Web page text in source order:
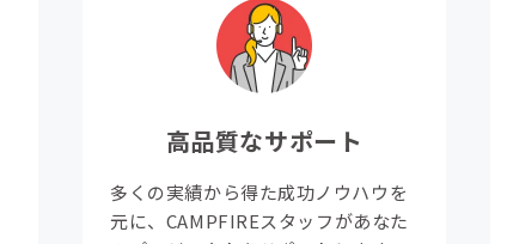
高品質なサポート
多くの実績から得た成功ノウハウを
元に、CAMPFIREスタッフがあなた